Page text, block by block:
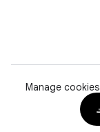
Manage cookies